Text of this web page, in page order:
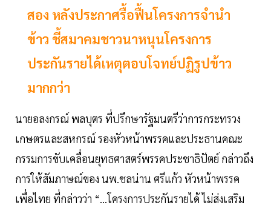
สอง หลังประกาศรื้อฟื้นโครงการจำนำ
ข้าว ชี้สมาคมชาวนาหนุนโครงการ
ประกันรายได้เหตุตอบโจทย์ปฏิรูปข้าว
มากกว่า
นายอลงกรณ์ พลบุตร ที่ปรึกษารัฐมนตรีว่าการกระทรวง
เกษตรและสหกรณ์ รองหัวหน้าพรรคและประธานคณะ
กรรมการขับเคลื่อนยุทธศาสตร์พรรคประชาธิปัตย์ กล่าวถึง
การให้สัมภาษณ์ของ นพ.ชลน่าน ศรีแก้ว หัวหน้าพรรค
เพื่อไทย ที่กล่าวว่า “…โครงการประกันรายได้ ไม่ส่งเสริม